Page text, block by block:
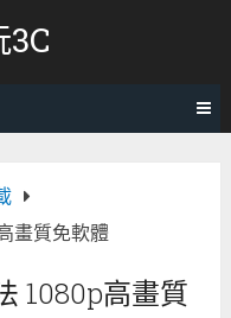
畫質免軟體
1080p高畫質